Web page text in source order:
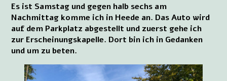
Es ist Samstag und gegen halb sechs am
Nachmittag komme ich in Heede an. Das Auto wird
auf dem Parkplatz abgestellt und zuerst gehe ich
zur Erscheinungskapelle. Dort bin ich in Gedanken
und um zu beten.